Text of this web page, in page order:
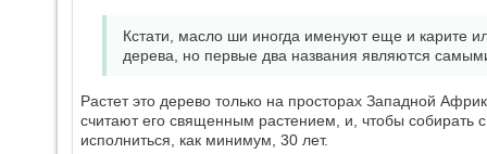
Кстати, масло ши иногда именуют еще и карите
дерева, но первые два названия являются
Растет это дерево только на просторах Западной
считают его священным растением, и, чтобы собирать
исполниться, как минимум, 30 лет.